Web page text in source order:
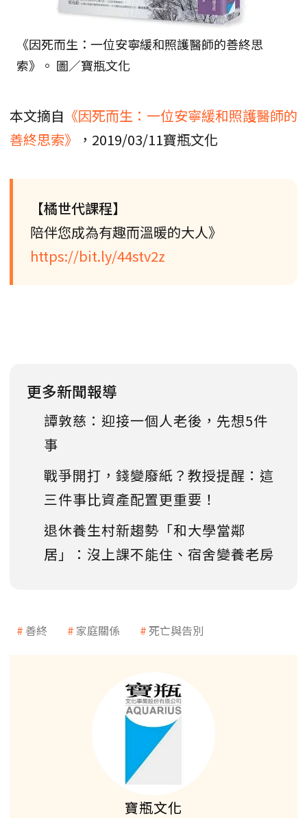
《因死而生：一位安寧緩和照護醫師的善終思
索》。 圖／寶瓶文化
本文摘自 《因死而生：一位安寧緩和照護醫師的
善終思索》
，2019/03/11寶瓶文化
【橘世代課程】
陪伴您成為有趣而溫暖的大人》
https://bit.ly/44stv2z
更多新聞報導
譚敦慈：迎接一個人老後，先想5件
事
戰爭開打，錢變廢紙？教授提醒：這
三件事比資產配置更重要！
退休養生村新趨勢「和大學當鄰
居」：沒上課不能住、宿舍變養老房
善終 家庭關係 死亡與告別
寶瓶文化